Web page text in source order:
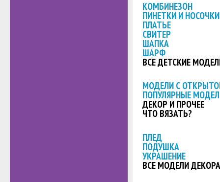
КОМБИНЕЗОН
ПИНЕТКИ И НОСОЧКИ
ПЛАТЬЕ
СВИТЕР
ШАПКА
ШАРФ
ВСЕ ДЕТСКИЕ
МОДЕЛИ С
ПОПУЛЯРНЫЕ
ДЕКОР И ПРОЧЕЕ
ЧТО ВЯЗАТЬ?
ПЛЕД
ПОДУШКА
УКРАШЕНИЕ
ВСЕ МОДЕЛИ ДЕКОРА